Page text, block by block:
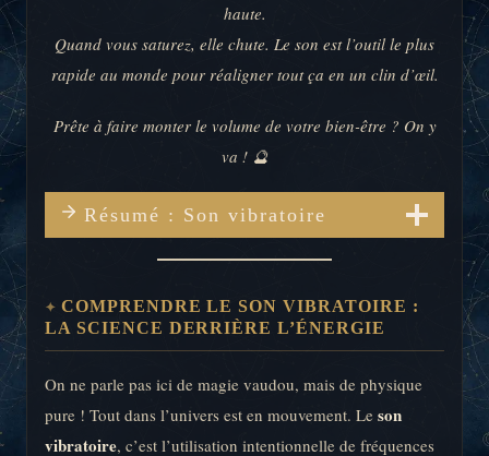
haute.
Quand vous saturez, elle chute. Le son est l’outil le plus
rapide au monde pour réaligner tout ça en un clin d’œil.
Prête à faire monter le volume de votre bien-être ? On y
va ! 🔮
Résumé : Son vibratoire
COMPRENDRE LE SON VIBRATOIRE :
LA SCIENCE DERRIÈRE L’ÉNERGIE
On ne parle pas ici de magie vaudou, mais de physique
pure ! Tout dans l’univers est en mouvement. Le son
vibratoire, c’est l’utilisation intentionnelle de fréquences